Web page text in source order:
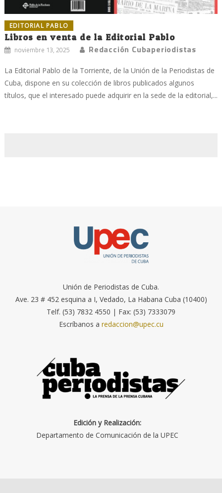
EDITORIAL PABLO
Libros en venta de la Editorial Pablo
noviembre 13, 2025 Redacción Cubaperiodistas
La Editorial Pablo de la Torriente, de la Unión de la Periodistas de
Cuba, dispone en su colección de libros publicados algunos
títulos, que el interesado puede adquirir en la sede de la editorial,...
Unión de Periodistas de Cuba.
Ave. 23 # 452 esquina a I, Vedado, La Habana Cuba (10400)
Telf. (53) 7832 4550 | Fax: (53) 7333079
Escríbanos a redaccion@upec.cu
Edición y Realización:
Departamento de Comunicación de la UPEC